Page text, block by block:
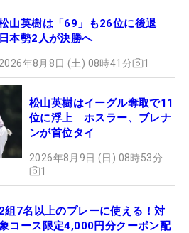
山英樹は「69」も26位に後退
日本勢2人が決勝へ
2026年8月8日 (土) 08時41分 1
松山英樹はイーグル奪取で11
位に浮上 ホスラー、ブレナ
ンが首位タイ
2026年8月9日 (日) 08時53分
1
2組7名以上のプレーに使える！対
コース限定4,000円分クーポン配